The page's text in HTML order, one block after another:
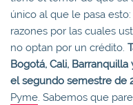
único al que le pasa
razones por las cuales
no optan por un crédito.
Bogotá, Cali,
el segundo semestre de
Pyme. Sabemos que